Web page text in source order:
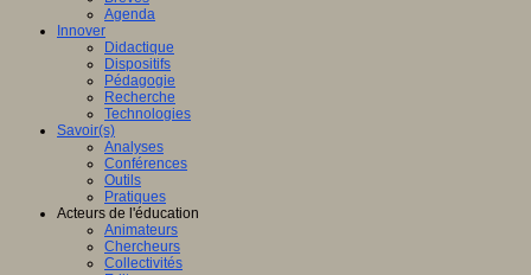
Agenda
Innover
Didactique
Dispositifs
Pédagogie
Recherche
Technologies
Savoir(s)
Analyses
Conférences
Outils
Pratiques
Acteurs de l'éducation
Animateurs
Chercheurs
Collectivités